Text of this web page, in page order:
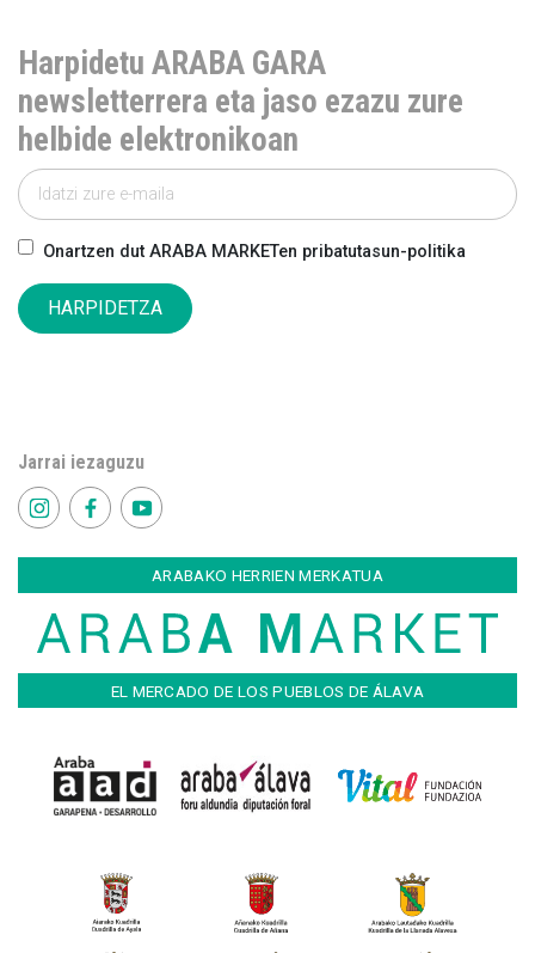
Harpidetu ARABA GARA
newsletterrera eta jaso ezazu zure
helbide elektronikoan
Onartzen dut ARABA MARKETen pribatutasun-politika
HARPIDETZA
Jarrai iezaguzu
ARABAKO HERRIEN MERKATUA
EL MERCADO DE LOS PUEBLOS DE ÁLAVA